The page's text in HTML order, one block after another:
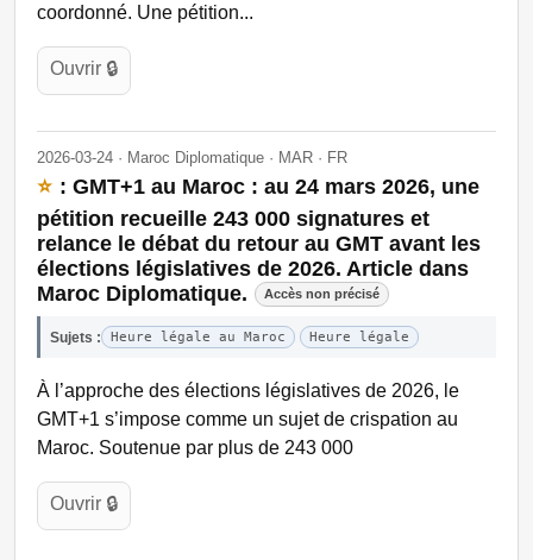
coordonné. Une pétition...
Ouvrir 🔒
2026-03-24 · Maroc Diplomatique · MAR · FR
⭐ : GMT+1 au Maroc : au 24 mars 2026, une
pétition recueille 243 000 signatures et
relance le débat du retour au GMT avant les
élections législatives de 2026. Article dans
Maroc Diplomatique.
Accès non précisé
Sujets : Heure légale au Maroc Heure légale
À l’approche des élections législatives de 2026, le
GMT+1 s’impose comme un sujet de crispation au
Maroc. Soutenue par plus de 243 000
Ouvrir 🔒